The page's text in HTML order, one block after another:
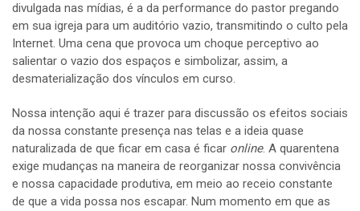
divulgada nas mídias, é a da performance do pastor pregando
em sua igreja para um auditório vazio, transmitindo o culto pela
Internet. Uma cena que provoca um choque perceptivo ao
salientar o vazio dos espaços e simbolizar, assim, a
desmaterialização dos vínculos em curso.
Nossa intenção aqui é trazer para discussão os efeitos sociais
da nossa constante presença nas telas e a ideia quase
naturalizada de que ficar em casa é ficar online. A quarentena
exige mudanças na maneira de reorganizar nossa convivência
e nossa capacidade produtiva, em meio ao receio constante
de que a vida possa nos escapar. Num momento em que as